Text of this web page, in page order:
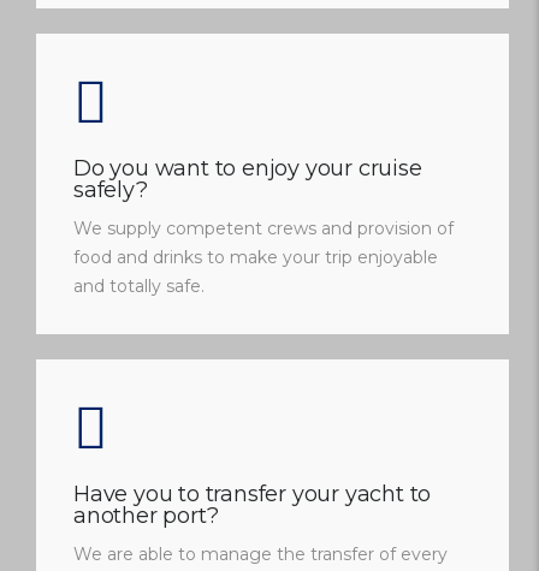
Do you want to enjoy your cruise
safely?
We supply competent crews and provision of
food and drinks to make your trip enjoyable
and totally safe.
Have you to transfer your yacht to
another port?
We are able to manage the transfer of every